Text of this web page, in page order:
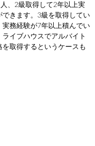
、2級取得して2年以上実
きます。3級を取得してい
務経験が7年以上積んでい
イブハウスでアルバイト
取得するというケースも